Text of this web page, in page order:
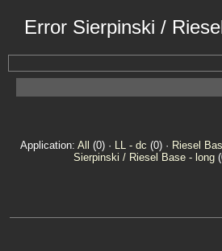
Error Sierpinski /
Application: All (0) · LL - dc (0) · Riesel
Sierpinski / Riesel Base - long